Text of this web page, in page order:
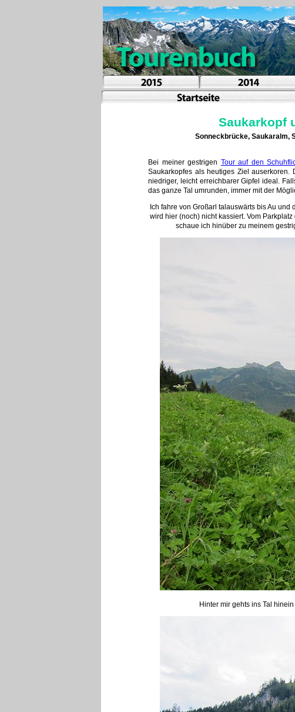
Saukarkopf
Sonneckbrücke, Saukaralm,
Bei meiner gestrigen Tour auf den
Saukarkopfes als heutiges Ziel
niedriger, leicht erreichbarer Gipfel ideal.
das ganze Tal umrunden, immer mit der
Ich fahre von Großarl talauswärts bis Au
wird hier (noch) nicht kassiert. Vom
schaue ich hinüber zu meinem
Hinter mir gehts ins Tal